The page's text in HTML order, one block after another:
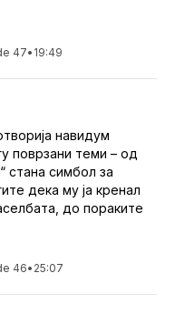
47• 19:49
навидум
поврзани теми – од
стана симбол за
дека му ја кренал
до пораките
46• 25:07